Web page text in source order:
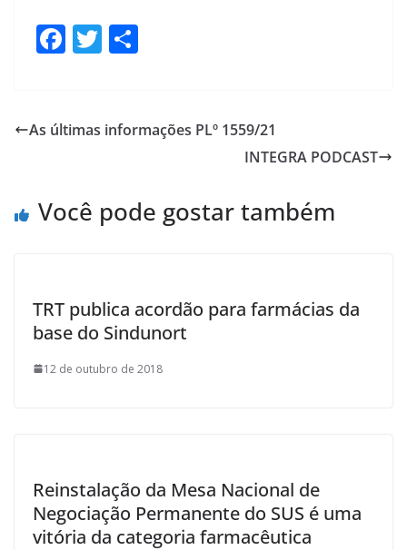
F
b
k
T
er e
As últimas informações PLº 1559/21
INTEGRA PODCAST
Você pode gostar também
TRT publica acordão para farmácias da
base do Sindunort
12 de outubro de 2018
Reinstalação da Mesa Nacional de
Negociação Permanente do SUS é uma
vitória da categoria farmacêutica